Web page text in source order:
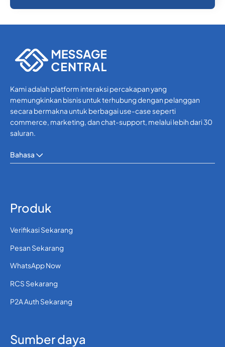
Kami adalah platform interaksi percakapan yang
memungkinkan bisnis untuk terhubung dengan pelanggan
secara bermakna untuk berbagai use-case seperti
commerce, marketing, dan chat-support, melalui lebih dari 30
saluran.
Bahasa
Produk
Verifikasi Sekarang
Pesan Sekarang
WhatsApp Now
RCS Sekarang
P2A Auth Sekarang
Sumber daya